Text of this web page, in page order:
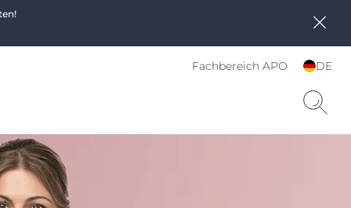
DE
wählen
Fachbereich APO